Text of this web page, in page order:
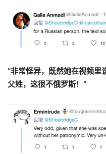
“非常怪异，既然她在视频里
父姓，这很不俄罗斯！”